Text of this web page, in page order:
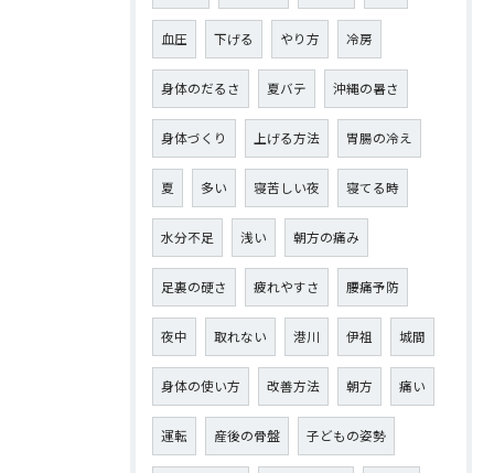
血圧 下げる やり方 冷房
身体のだるさ 夏バテ 沖縄の暑さ
身体づくり 上げる方法 胃腸の冷え
夏 多い 寝苦しい夜 寝てる時
水分不足 浅い 朝方の痛み
足裏の硬さ 疲れやすさ 腰痛予防
夜中 取れない 港川 伊祖 城間
身体の使い方 改善方法 朝方 痛い
運転 産後の骨盤 子どもの姿勢